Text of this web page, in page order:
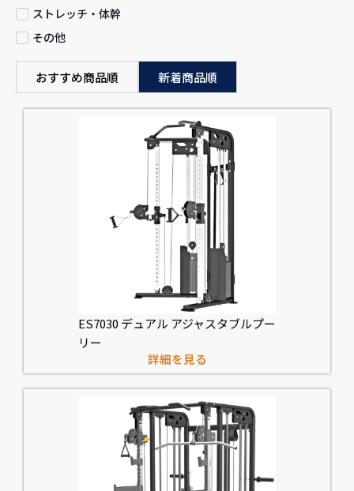
ストレッチ・体幹
その他
おすすめ商品順 新着商品順
ES7030 デュアル アジャスタブルプー
リー
詳細を見る